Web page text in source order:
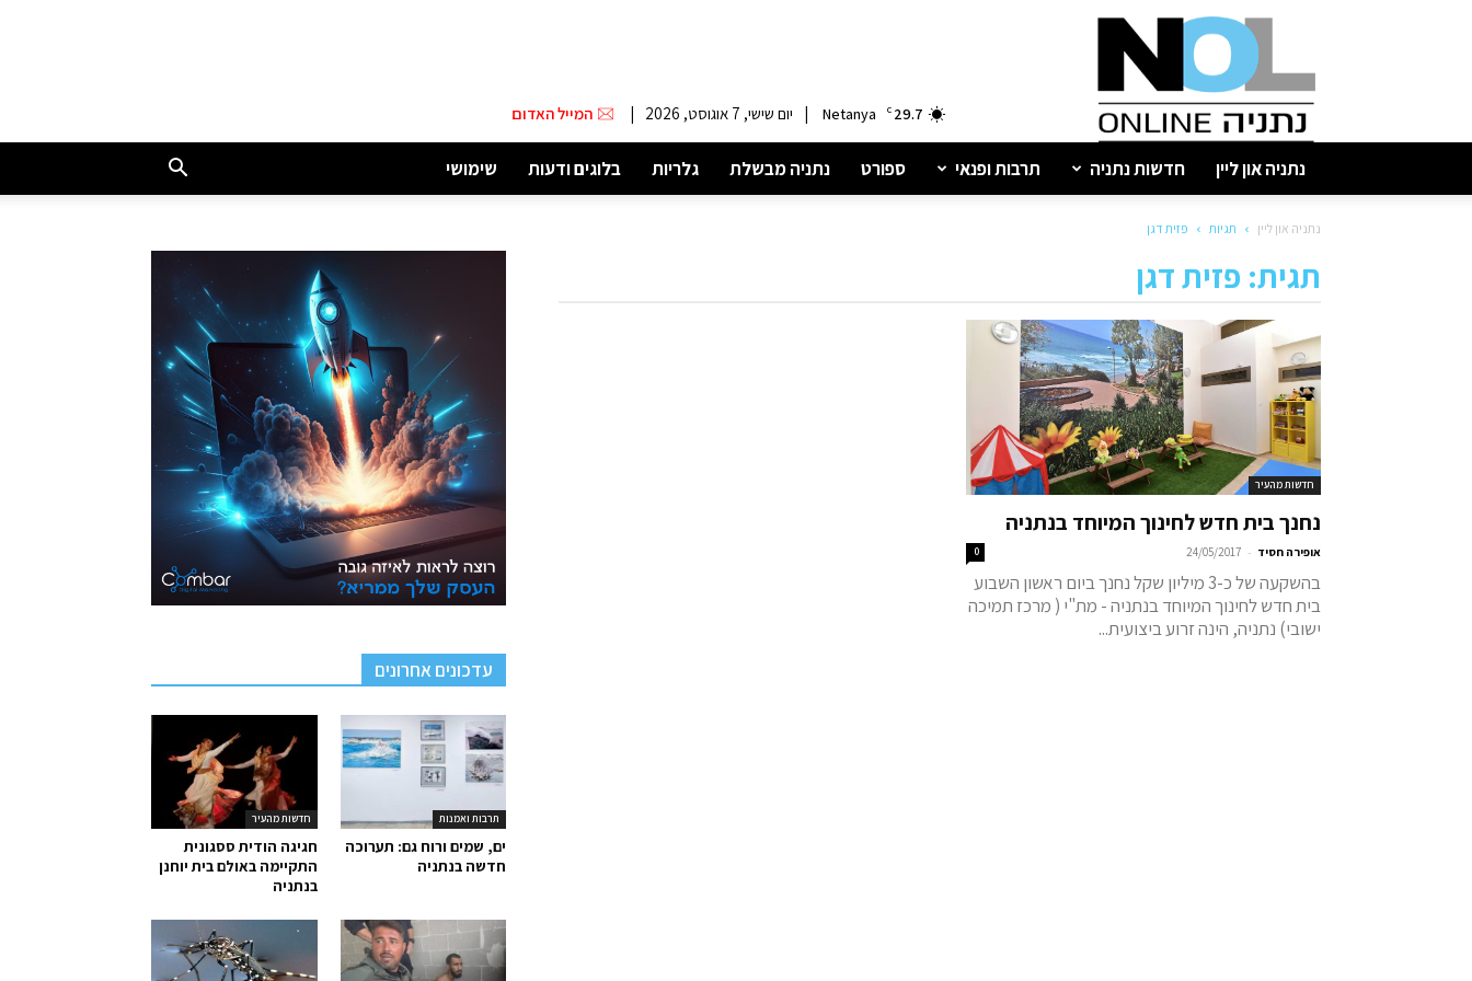
נתניה
29.7
C
Netanya
| יום שישי, 7 אוגוסט, 2026 | המייל האדום
נתניה און ליין חדשות נתניה תרבות ופנאי ספורט נתניה מבשלת גלריות בלוגים ודעות שימושי
נתניה און ליין תגיות פזית דגן
תגית: פזית דגן
חדשות מהעיר
נחנך בית חדש לחינוך המיוחד בנתניה
אופירה חסיד -
24/05/2017
0
בהשקעה של כ-3 מיליון שקל נחנך ביום ראשון השבוע
בית חדש לחינוך המיוחד בנתניה - מת"י ( מרכז תמיכה
ישובי) נתניה, הינה זרוע ביצועית...
עדכונים אחרונים
חדשות מהעיר
חגיגה הודית ססגונית
התקיימה באולם בית יוחנן
בנתניה
תרבות ואמנות
ים, שמים ורוח גם: תערוכה
חדשה בנתניה